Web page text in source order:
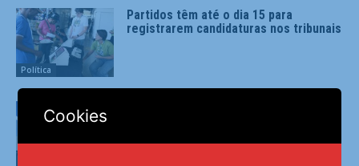
Política
Partidos têm até o dia 15 para
registrarem candidaturas nos tribunais
Cookies